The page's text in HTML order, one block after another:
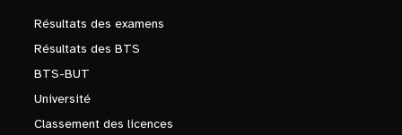
Résultats des examens
Résultats des BTS
BTS-BUT
Université
Classement des licences